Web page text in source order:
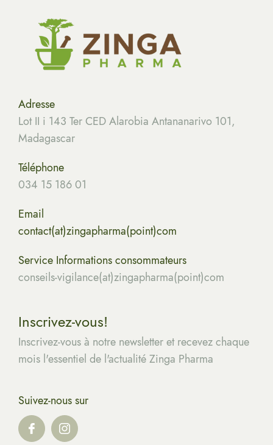
Adresse
Lot II i 143 Ter CED Alarobia Antananarivo 101,
Madagascar
Téléphone
034 15 186 01
Email
contact(at)zingapharma(point)com
Service Informations consommateurs
conseils-vigilance(at)zingapharma(point)com
Inscrivez-vous!
Inscrivez-vous à notre newsletter et recevez chaque
mois l'essentiel de l'actualité Zinga Pharma
Suivez-nous sur